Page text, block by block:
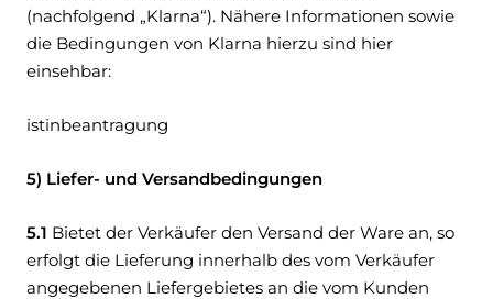
(nachfolgend „Klarna“). Nähere Informationen sowie
die Bedingungen von Klarna hierzu sind hier
einsehbar:
istinbeantragung
5) Liefer- und Versandbedingungen
5.1 Bietet der Verkäufer den Versand der Ware an, so
erfolgt die Lieferung innerhalb des vom Verkäufer
angegebenen Liefergebietes an die vom Kunden